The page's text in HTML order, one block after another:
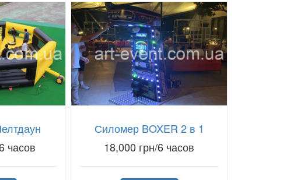
часов
Силомер BOXER 2 в 1
18,000 грн/6 часов